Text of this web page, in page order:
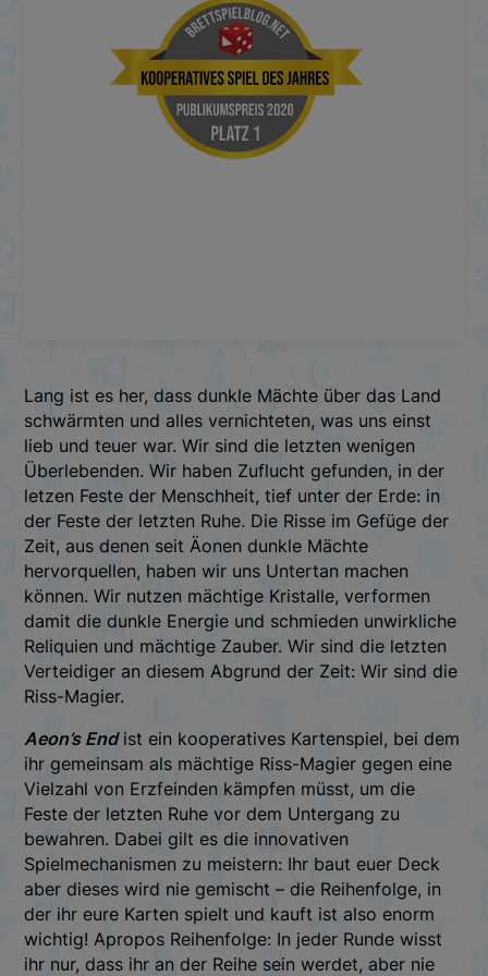
Lang ist es her, dass dunkle Mächte über das Land
schwärmten und alles vernichteten, was uns einst
lieb und teuer war. Wir sind die letzten wenigen
Überlebenden. Wir haben Zuflucht gefunden, in der
letzen Feste der Menschheit, tief unter der Erde: in
der Feste der letzten Ruhe. Die Risse im Gefüge der
Zeit, aus denen seit Äonen dunkle Mächte
hervorquellen, haben wir uns Untertan machen
können. Wir nutzen mächtige Kristalle, verformen
damit die dunkle Energie und schmieden unwirkliche
Reliquien und mächtige Zauber. Wir sind die letzten
Verteidiger an diesem Abgrund der Zeit: Wir sind die
Riss-Magier.
Aeon’s Endist ein kooperatives Kartenspiel, bei dem
ihr gemeinsam als mächtige Riss-Magier gegen eine
Vielzahl von Erzfeinden kämpfen müsst, um die
Feste der letzten Ruhe vor dem Untergang zu
bewahren. Dabei gilt es die innovativen
Spielmechanismen zu meistern: Ihr baut euer Deck
aber dieses wird nie gemischt – die Reihenfolge, in
der ihr eure Karten spielt und kauft ist also enorm
wichtig! Apropos Reihenfolge: In jeder Runde wisst
ihr nur, dass ihr an der Reihe sein werdet, aber nie